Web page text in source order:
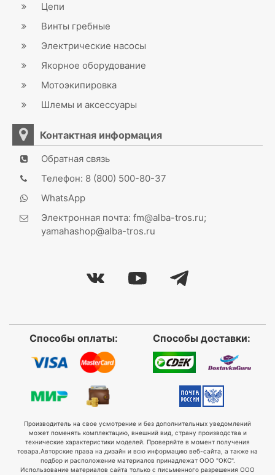
Цепи
Винты гребные
Электрические насосы
Якорное оборудование
Мотоэкипировка
Шлемы и аксессуары
Контактная информация
Обратная связь
Телефон: 8 (800) 500-80-37
WhatsApp
Электронная почта: fm@alba-tros.ru;
yamahashop@alba-tros.ru
Способы оплаты: Способы доставки:
Производитель на свое усмотрение и без дополнительных уведомлений
может поменять комплектацию, внешний вид, страну производства и
технические характеристики моделей. Проверяйте в момент получения
товара. Авторские права на дизайн и всю информацию веб-сайта, а также на
подбор и расположение материалов принадлежат ООО "ОКС".
Использование материалов сайта только с письменного разрешения ООО